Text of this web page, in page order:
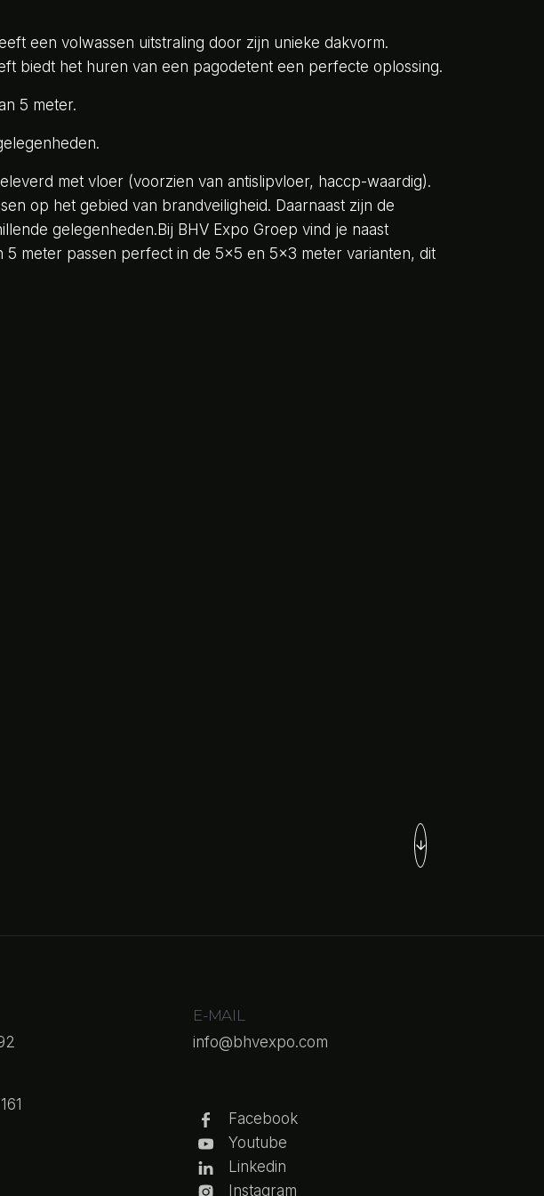
een volwassen uitstraling door zijn unieke dakvorm.
biedt het huren van een pagodetent een perfecte oplossing.
5 meter.
met vloer (voorzien van antislipvloer, haccp-waardig).
op het gebied van brandveiligheid. Daarnaast zijn de
gelegenheden.Bij BHV Expo Groep vind je naast
meter passen perfect in de 5×5 en 5×3 meter varianten, dit
E-MAIL
info@bhvexpo.com
Facebook
Youtube
Linkedin
Instagram